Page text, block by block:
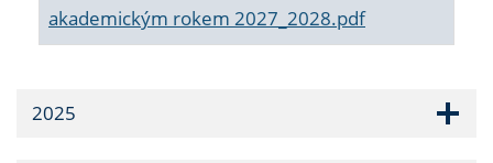
akademickým rokem 2027_2028.pdf
2025